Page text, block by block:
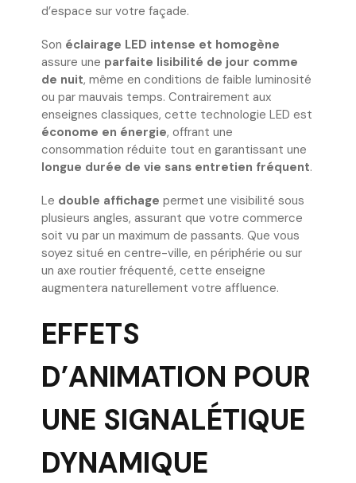
d’espace sur votre façade.
Son éclairage LED intense et homogène
assure une parfaite lisibilité de jour comme
de nuit, même en conditions de faible luminosité
ou par mauvais temps. Contrairement aux
enseignes classiques, cette technologie LED est
économe en énergie, offrant une
consommation réduite tout en garantissant une
longue durée de vie sans entretien fréquent.
Le double affichage permet une visibilité sous
plusieurs angles, assurant que votre commerce
soit vu par un maximum de passants. Que vous
soyez situé en centre-ville, en périphérie ou sur
un axe routier fréquenté, cette enseigne
augmentera naturellement votre affluence.
EFFETS
D’ANIMATION POUR
UNE SIGNALÉTIQUE
DYNAMIQUE